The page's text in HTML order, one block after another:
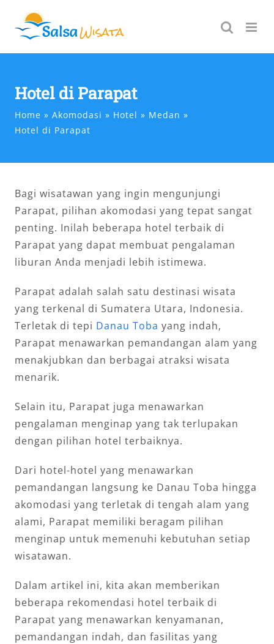
content
Hotel di Parapat
Home Akomodasi Hotel
Medan
Hotel di Parapat
Bagi wisatawan yang ingin mengunjungi
Parapat, pilihan akomodasi yang tepat sangat
penting. Inilah beberapa hotel terbaik di
Parapat yang dapat membuat pengalaman
liburan Anda menjadi lebih istimewa.
Parapat adalah salah satu destinasi wisata
yang terkenal di Sumatera Utara, Indonesia.
Terletak di tepi Danau Toba yang indah,
Parapat menawarkan pemandangan alam yang
menakjubkan dan berbagai atraksi wisata
menarik.
Selain itu, Parapat juga menawarkan
pengalaman menginap yang tak terlupakan
dengan pilihan hotel terbaiknya.
Dari hotel-hotel yang menawarkan
pemandangan langsung ke Danau Toba hingga
akomodasi yang terletak di tengah alam yang
alami, Parapat memiliki beragam pilihan
menginap untuk memenuhi kebutuhan setiap
wisatawan.
Dalam artikel ini, kita akan memberikan
beberapa rekomendasi hotel terbaik di
Parapat yang menawarkan kenyamanan,
pemandangan indah, dan fasilitas yang